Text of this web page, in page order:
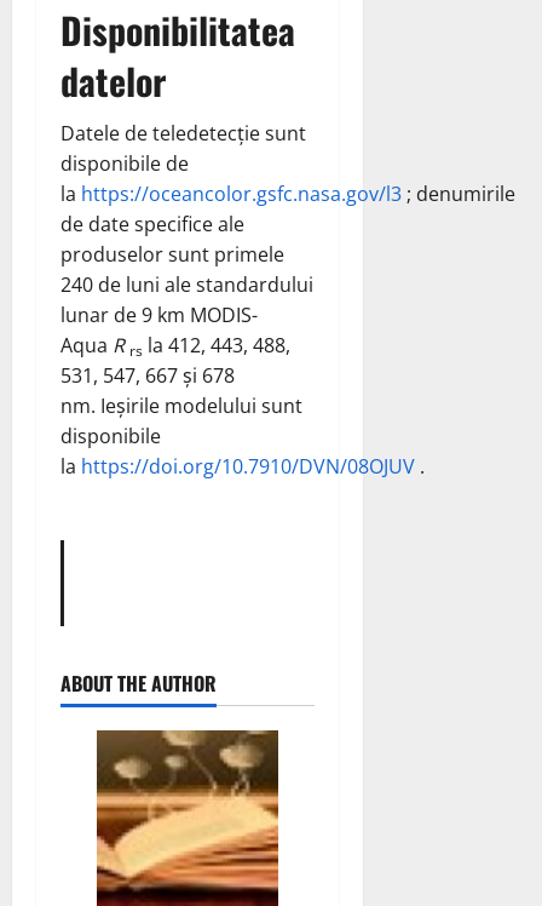
Disponibilitatea
datelor
Datele de teledetecție sunt
disponibile de
la https://oceancolor.gsfc.nasa.gov/l3 ; denumirile
de date specifice ale
produselor sunt primele
240 de luni ale standardului
lunar de 9 km MODIS-
Aqua R rs la 412, 443, 488,
531, 547, 667 și 678
nm. Ieșirile modelului sunt
disponibile
la https://doi.org/10.7910/DVN/08OJUV .
ABOUT THE AUTHOR